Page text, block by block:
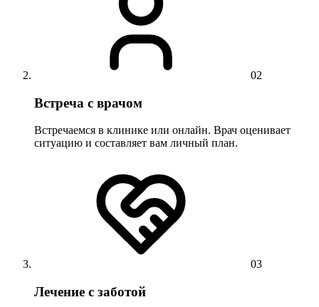
02
Встреча с врачом
Встречаемся в клинике или онлайн. Врач оценивает
ситуацию и составляет вам личный план.
03
Лечение с заботой